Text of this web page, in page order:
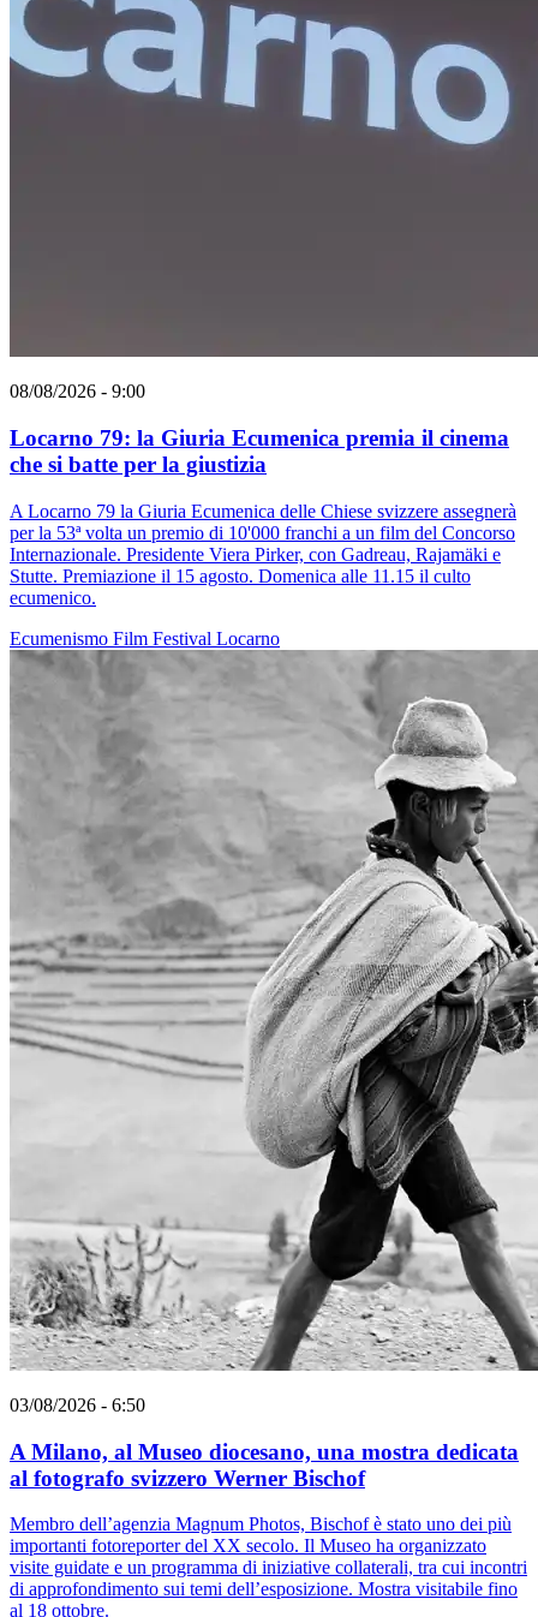
08/08/2026 - 9:00
Locarno 79: la Giuria Ecumenica premia il cinema
che si batte per la giustizia
A Locarno 79 la Giuria Ecumenica delle Chiese svizzere assegnerà
per la 53ª volta un premio di 10'000 franchi a un film del Concorso
Internazionale. Presidente Viera Pirker, con Gadreau, Rajamäki e
Stutte. Premiazione il 15 agosto. Domenica alle 11.15 il culto
ecumenico.
Ecumenismo Film Festival Locarno
03/08/2026 - 6:50
A Milano, al Museo diocesano, una mostra dedicata
al fotografo svizzero Werner Bischof
Membro dell’agenzia Magnum Photos, Bischof è stato uno dei più
importanti fotoreporter del XX secolo. Il Museo ha organizzato
visite guidate e un programma di iniziative collaterali, tra cui incontri
di approfondimento sui temi dell’esposizione. Mostra visitabile fino
al 18 ottobre.